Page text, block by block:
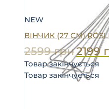
NEW
ВІНЧИК (27 СМ)
2599грн2199
Товар закінчується
Товар закінчується